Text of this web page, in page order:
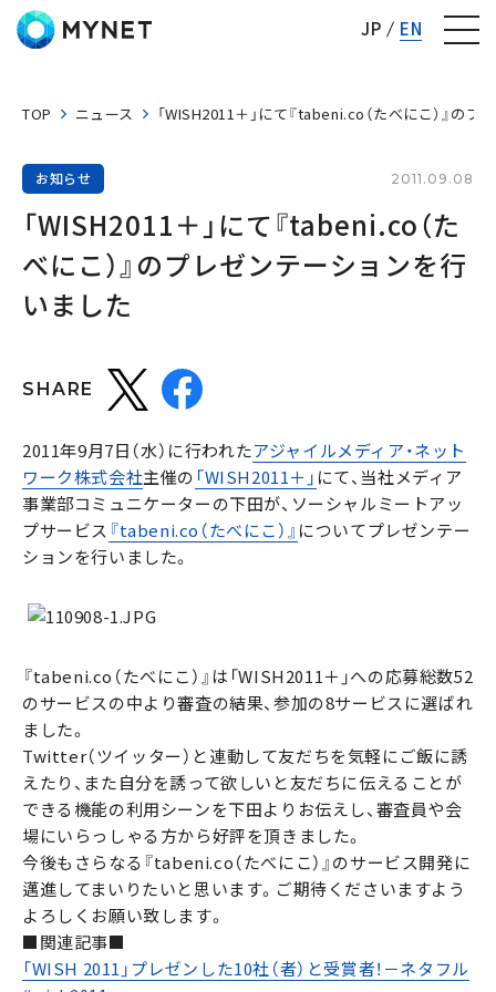
JP EN
TOP ニュース 「WISH2011＋」にて『tabeni.co（たべにこ）』の
お知らせ 2011.09.08
「WISH2011＋」にて『tabeni.co（た
べにこ）』のプレゼンテーションを行
いました
SHARE
2011年9月7日（水）に行われたアジャイルメディア・ネット
ワーク株式会社主催の 「WISH2011＋」 にて、当社メディア
事業部コミュニケーターの下田が、ソーシャルミートアッ
プサービス 『tabeni.co（たべにこ）』 についてプレゼンテー
ションを行いました。
『tabeni.co（たべにこ）』は「WISH2011＋」への応募総数52
のサービスの中より審査の結果、参加の8サービスに選ばれ
ました。
Twitter（ツイッター）と連動して友だちを気軽にご飯に誘
えたり、また自分を誘って欲しいと友だちに伝えることが
できる機能の利用シーンを下田よりお伝えし、審査員や会
場にいらっしゃる方から好評を頂きました。
今後もさらなる『tabeni.co（たべにこ）』のサービス開発に
邁進してまいりたいと思います。ご期待くださいますよう
よろしくお願い致します。
■関連記事■
「WISH 2011」プレゼンした10社（者）と受賞者！－ネタフル